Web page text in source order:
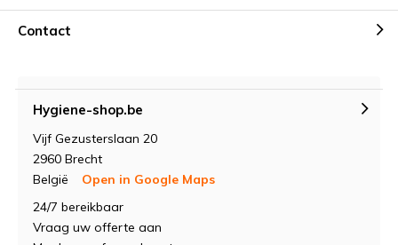
Contact
Hygiene-shop.be
Vijf Gezusterslaan 20
2960 Brecht
België
Open in Google Maps
24/7 bereikbaar
Vraag uw offerte aan